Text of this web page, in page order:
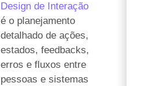
Design de Interação
é o planejamento
detalhado de ações,
estados, feedbacks,
erros e fluxos entre
pessoas e sistemas